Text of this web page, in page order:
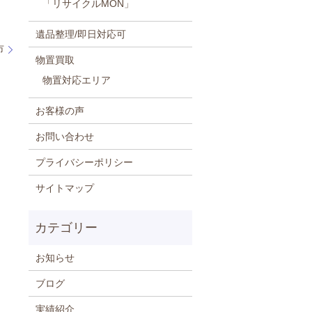
「リサイクルMON」
遺品整理/即日対応可
物置買取
物置対応エリア
お客様の声
お問い合わせ
プライバシーポリシー
サイトマップ
お知らせ
ブログ
実績紹介